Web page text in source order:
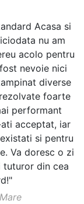
Acasa si
nu am
acolo pentru
nevoie nici
diverse
foarte
performant
acceptat, iar
si pentru
Va doresc o zi
tuturor din cea